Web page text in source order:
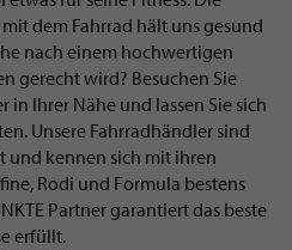
dem Fahrrad hält uns gesund
nach einem hochwertigen
gerecht wird? Besuchen Sie
in Ihrer Nähe und lassen Sie sich
Unsere Fahrradhändler sind
und kennen sich mit ihren
Rodi und Formula bestens
Partner garantiert das beste
erfüllt.